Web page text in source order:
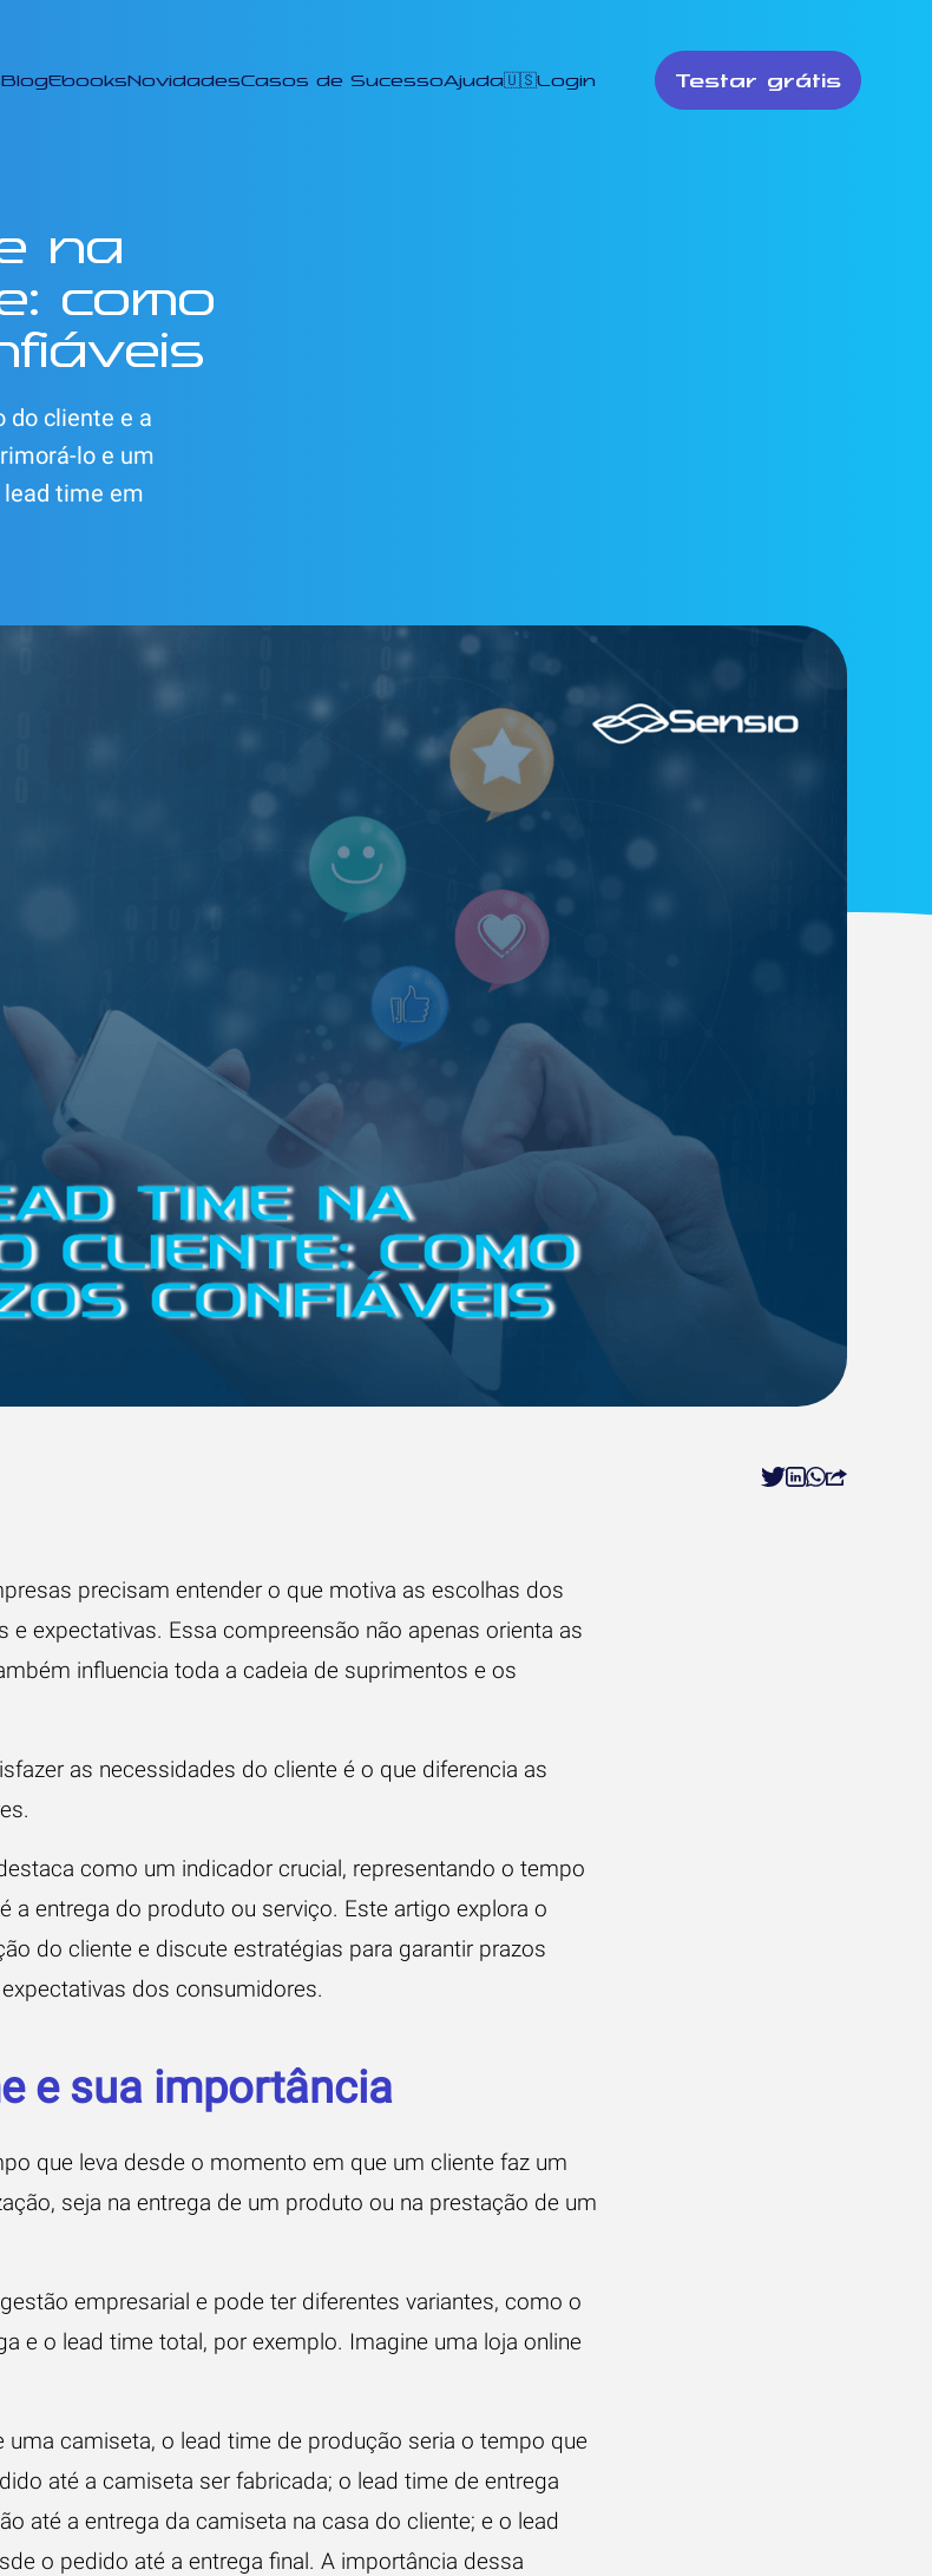
BlogEbooksNovidadesCasos de SucessoAjuda🇺🇸Login Testar grátis
na
como
do cliente e a
lo e um
lead time em
precisam entender o que motiva as escolhas dos
e expectativas. Essa compreensão não apenas orienta as
influencia toda a cadeia de suprimentos e os
as necessidades do cliente é o que diferencia as
como um indicador crucial, representando o tempo
a entrega do produto ou serviço. Este artigo explora o
do cliente e discute estratégias para garantir prazos
dos consumidores.
e sua importância
que leva desde o momento em que um cliente faz um
seja na entrega de um produto ou na prestação de um
gestão empresarial e pode ter diferentes variantes, como o
e o lead time total, por exemplo. Imagine uma loja online
uma camiseta, o lead time de produção seria o tempo que
até a camiseta ser fabricada; o lead time de entrega
até a entrega da camiseta na casa do cliente; e o lead
o pedido até a entrega final. A importância dessa